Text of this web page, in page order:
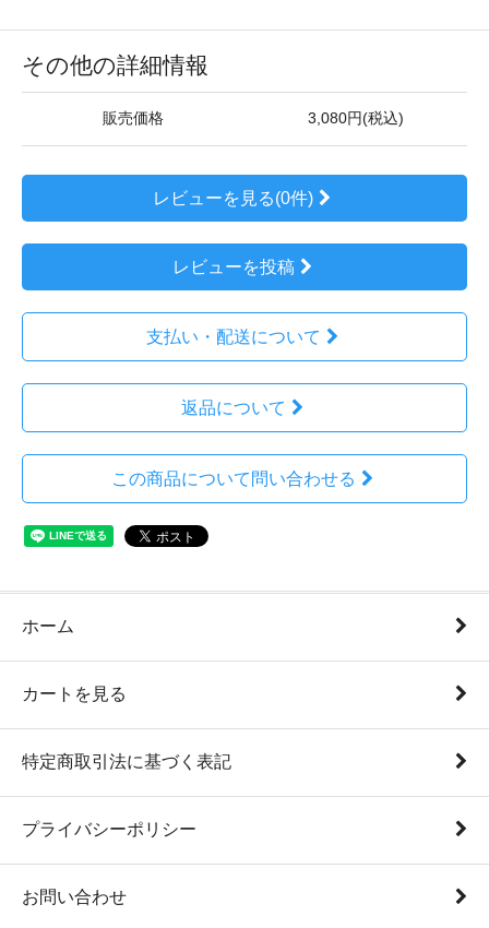
その他の詳細情報
販売価格 3,080円(税込)
レビューを見る(0件)
レビューを投稿
支払い・配送について
返品について
この商品について問い合わせる
ホーム
カートを見る
特定商取引法に基づく表記
プライバシーポリシー
お問い合わせ